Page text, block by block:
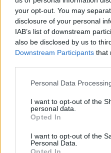
your opt-out. You may
disclosure of your personal
IAB’s list of downstream
also be disclosed by us to
Downstream Participants that
Personal Data
I want to opt-out of the
personal data.
Opted In
I want to opt-out of the
Personal Data.